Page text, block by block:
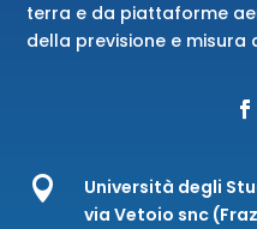
terra e da piattaforme
della previsione e misura

Università degli
via Vetoio snc